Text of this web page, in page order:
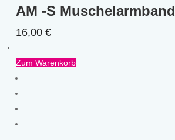
AM -S Muschelarmband
16,00€
Zum Warenkorb